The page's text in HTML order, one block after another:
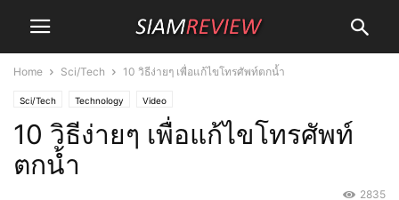
Home Sci/Tech 10 วิธีง่ายๆ เพื่อแก้ไขโทรศัพท์ตกน้ำ
Sci/Tech Technology Video
10 วิธีง่ายๆ เพื่อแก้ไขโทรศัพท์
ตกน้ำ
2835